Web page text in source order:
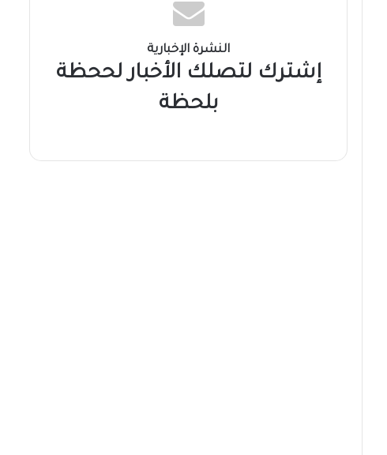
النشرة الإخبارية
إشترك لتصلك الأخبار لححظة
بلحظة